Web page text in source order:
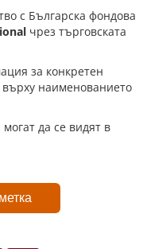
с Българска фондова
чрез търговската
за конкретен
наименованието
да се видят в